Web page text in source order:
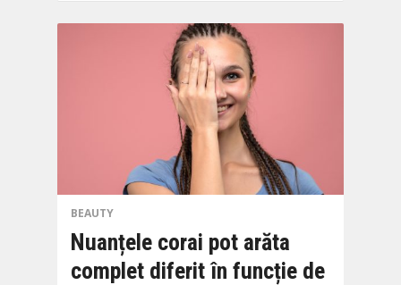
BEAUTY
Nuanțele corai pot arăta
complet diferit în funcție de